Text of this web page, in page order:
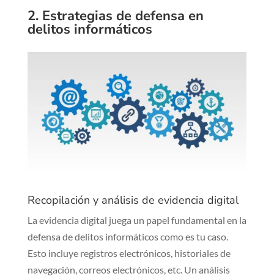
2. Estrategias de defensa en
delitos informáticos
Recopilación y análisis de evidencia digital
La evidencia digital juega un papel fundamental en la
defensa de delitos informáticos como es tu caso.
Esto incluye registros electrónicos, historiales de
navegación, correos electrónicos, etc. Un análisis